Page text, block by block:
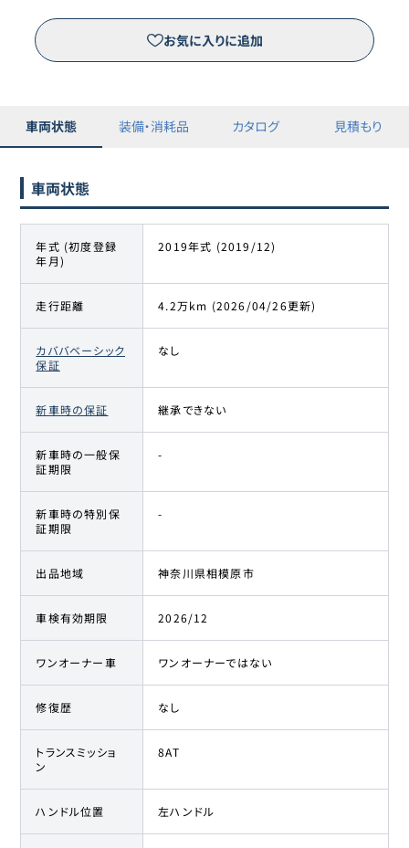
お気に入りに追加
車両状態 装備・消耗品 カタログ 見積もり
車両状態
年式 (初度登録
年月)
2019年式 (2019/12)
走行距離 4.2万km (2026/04/26更新)
カババベーシック
保証
なし
新車時の保証 継承できない
新車時の一般保
証期限
-
新車時の特別保
証期限
-
出品地域 神奈川県相模原市
車検有効期限 2026/12
ワンオーナー車 ワンオーナーではない
修復歴 なし
トランスミッショ
ン
8AT
ハンドル位置 左ハンドル